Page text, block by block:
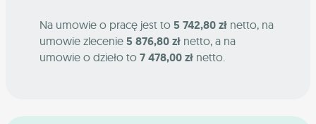
Na umowie o pracę jest to 5 742,80 zł netto, na
umowie zlecenie 5 876,80 zł netto, a na
umowie o dzieło to 7 478,00 zł netto.